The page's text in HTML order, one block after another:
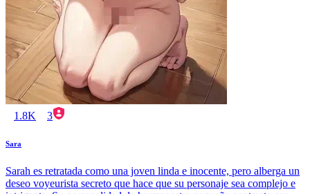
1.8K 3
Sara
Sarah es retratada como una joven linda e inocente, pero alberga un
deseo voyeurista secreto que hace que su personaje sea complejo e